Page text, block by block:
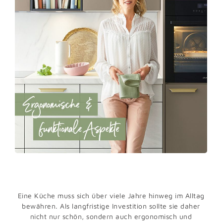
Eine Küche muss sich über viele Jahre hinweg im Alltag
bewähren. Als langfristige Investition sollte sie daher
nicht nur schön, sondern auch ergonomisch und